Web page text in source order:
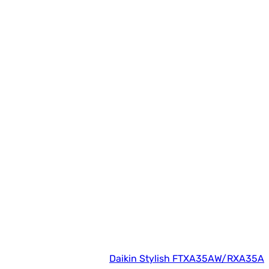
Daikin Stylish FTXA35AW/RXA35A